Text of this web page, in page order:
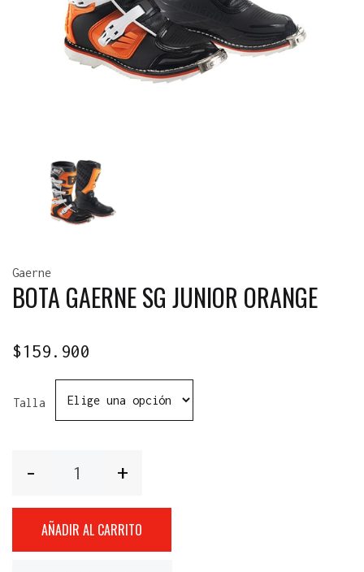
Gaerne
BOTA GAERNE SG JUNIOR ORANGE
$159.900
Talla
AÑADIR AL CARRITO